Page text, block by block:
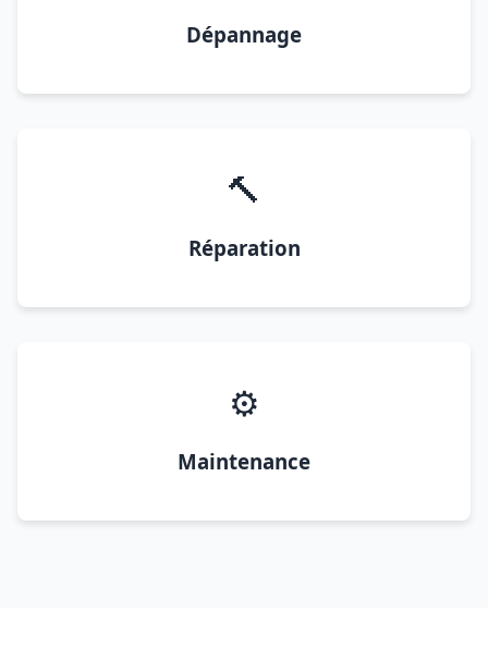
Dépannage
🔨
Réparation
⚙️
Maintenance